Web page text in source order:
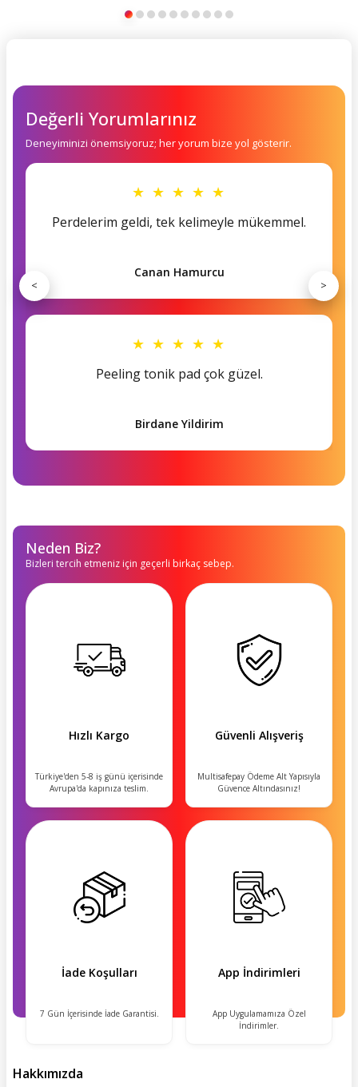
Değerli Yorumlarınız
Deneyiminizi önemsiyoruz; her yorum bize yol gösterir.
★ ★ ★ ★ ★
Perdelerim geldi, tek kelimeyle mükemmel.
Canan Hamurcu
★ ★ ★ ★ ★
Peeling tonik pad çok güzel.
Birdane Yildirim
< >
Neden Biz?
Bizleri tercih etmeniz için geçerli birkaç sebep.
Hızlı Kargo
Türkiye'den 5-8 iş günü içerisinde
Avrupa'da kapınıza teslim.
Güvenli Alışveriş
Multisafepay Ödeme Alt Yapısıyla
Güvence Altındasınız!
İade Koşulları
7 Gün İçerisinde İade Garantisi.
App İndirimleri
App Uygulamamıza Özel
İndirimler.
Hakkımızda